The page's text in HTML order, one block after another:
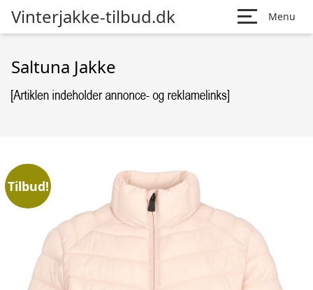
Vinterjakke-tilbud.dk Menu
Saltuna Jakke
Tilbud!